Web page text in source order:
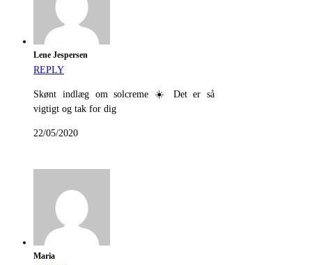
Lene Jespersen
REPLY
Skønt indlæg om solcreme ☀️ Det er så
vigtigt og tak for dig
22/05/2020
Maria